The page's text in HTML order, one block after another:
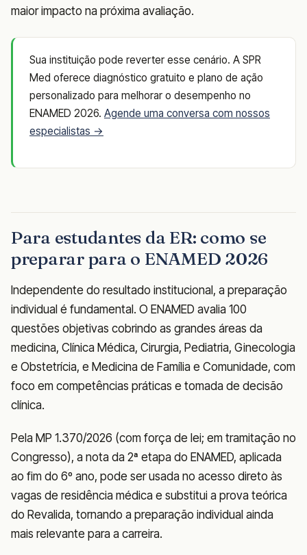
maior impacto na próxima avaliação.
Sua instituição pode reverter esse cenário. A SPR
Med oferece diagnóstico gratuito e plano de ação
personalizado para melhorar o desempenho no
ENAMED 2026. Agende uma conversa com nossos
especialistas →
Para estudantes da ER: como se
preparar para o ENAMED 2026
Independente do resultado institucional, a preparação
individual é fundamental. O ENAMED avalia 100
questões objetivas cobrindo as grandes áreas da
medicina, Clínica Médica, Cirurgia, Pediatria, Ginecologia
e Obstetrícia, e Medicina de Família e Comunidade, com
foco em competências práticas e tomada de decisão
clínica.
Pela MP 1.370/2026 (com força de lei; em tramitação no
Congresso), a nota da 2ª etapa do ENAMED, aplicada
ao fim do 6º ano, pode ser usada no acesso direto às
vagas de residência médica e substitui a prova teórica
do Revalida, tornando a preparação individual ainda
mais relevante para a carreira.